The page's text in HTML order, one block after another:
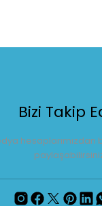
Bizi Takip
hesaplarımızdan